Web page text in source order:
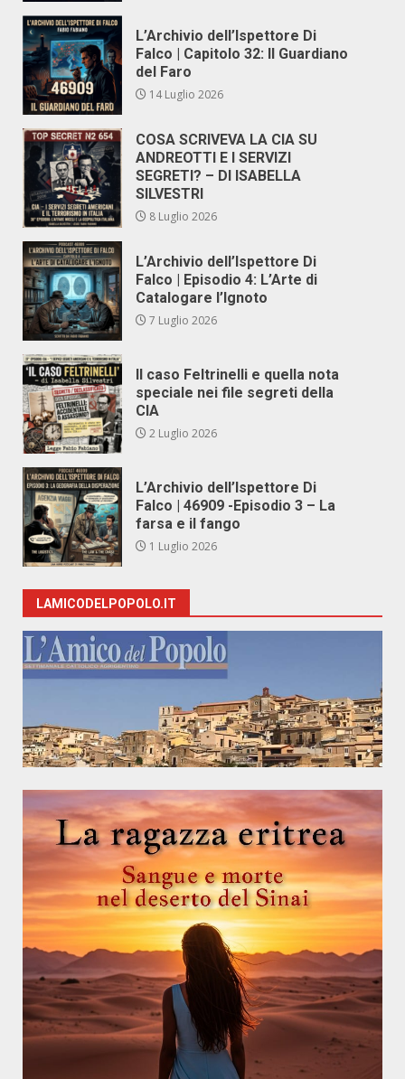
L’Archivio dell’Ispettore Di
Falco | Capitolo 32: Il Guardiano
del Faro
14 Luglio 2026
COSA SCRIVEVA LA CIA SU
ANDREOTTI E I SERVIZI
SEGRETI? – DI ISABELLA
SILVESTRI
8 Luglio 2026
L’Archivio dell’Ispettore Di
Falco | Episodio 4: L’Arte di
Catalogare l’Ignoto
7 Luglio 2026
Il caso Feltrinelli e quella nota
speciale nei file segreti della
CIA
2 Luglio 2026
L’Archivio dell’Ispettore Di
Falco | 46909 -Episodio 3 – La
farsa e il fango
1 Luglio 2026
LAMICODELPOPOLO.IT